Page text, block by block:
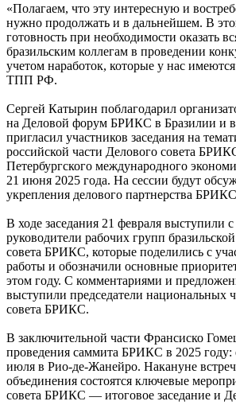
«Полагаем, что эту интересную и
нужно продолжать и в дальнейшем. В
готовность при необходимости оказать
бразильским коллегам в проведении
учетом наработок, которые у нас
ТПП РФ.
Сергей Катырин поблагодарил
на Деловой форум БРИКС в Бразилии и в
пригласил участников заседания на
российской части Делового совета
Петербургского международного
21 июня 2025 года. На сессии будут
укрепления делового партнерства
В ходе заседания 21 февраля выступили
руководители рабочих групп
совета БРИКС, которые поделились с
работы и обозначили основные
этом году. С комментариями и
выступили председатели национальных
совета БРИКС.
В заключительной части Франсиско
проведения саммита БРИКС в 2025 году:
июля в Рио-де-Жанейро. Накануне
объединения состоятся ключевые
совета БРИКС — итоговое заседание и